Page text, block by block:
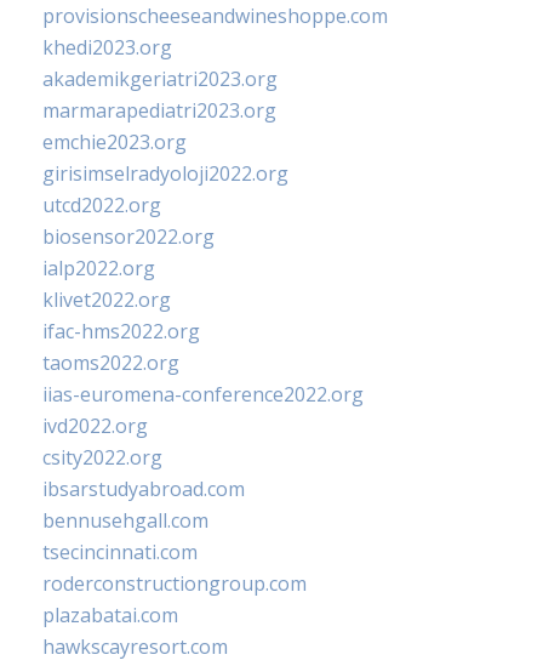
provisionscheeseandwineshoppe.com
khedi2023.org
akademikgeriatri2023.org
marmarapediatri2023.org
emchie2023.org
girisimselradyoloji2022.org
utcd2022.org
biosensor2022.org
ialp2022.org
klivet2022.org
ifac-hms2022.org
taoms2022.org
iias-euromena-conference2022.org
ivd2022.org
csity2022.org
ibsarstudyabroad.com
bennusehgall.com
tsecincinnati.com
roderconstructiongroup.com
plazabatai.com
hawkscayresort.com